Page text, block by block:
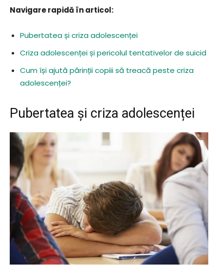
Navigare rapidă în articol:
Pubertatea și criza adolescenței
Criza adolescenței și pericolul tentativelor de suicid
Cum își ajută părinții copiii să treacă peste criza
adolescenței?
Pubertatea și criza adolescenței